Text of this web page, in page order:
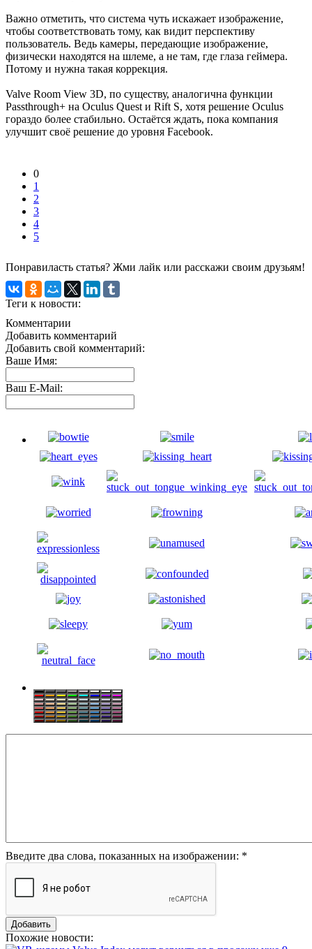
Важно отметить, что система чуть искажает изображение,
чтобы соответствовать тому, как видит перспективу
пользователь. Ведь камеры, передающие изображение,
физически находятся на шлеме, а не там, где глаза геймера.
Потому и нужна такая коррекция.
Valve Room View 3D, по существу, аналогична функции
Passthrough+ на Oculus Quest и Rift S, хотя решение Oculus
гораздо более стабильно. Остаётся ждать, пока компания
улучшит своё решение до уровня Facebook.
0
1
2
3
4
5
Понравиласть статья? Жми лайк или расскажи своим друзьям!
Теги к новости:
Комментарии
Добавить комментарий
Добавить свой комментарий:
Ваше Имя:
Ваш E-Mail:
Введите два слова, показанных на изображении: *
Похожие новости: